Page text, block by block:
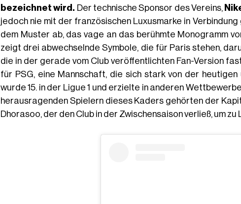
bezeichnet wird. Der technische Sponsor des Vereins,
jedoch nie mit der französischen Luxusmarke in
dem Muster ab, das vage an das berühmte Monogramm
zeigt drei abwechselnde Symbole, die für Paris stehen,
die in der gerade vom Club veröffentlichten Fan-Version
für PSG, eine Mannschaft, die sich stark von der
wurde 15. in der Ligue 1 und erzielte in anderen
herausragenden Spielern dieses Kaders gehörten der
Dhorasoo, der den Club in der Zwischensaison verließ, um zu